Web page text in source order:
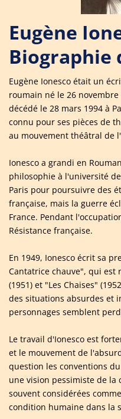
Eugène
Biographie
Eugène Ionesco était un
roumain né le 26
décédé le 28 mars 1994 à
connu pour ses pièces de
au mouvement théâtral de
Ionesco a grandi en
philosophie à l'université
Paris pour poursuivre des
française, mais la guerre
France. Pendant
Résistance française.
En 1949, Ionesco écrit sa
Cantatrice chauve", qui est
(1951) et "Les Chaises"
des situations absurdes et
personnages semblent
Le travail d'Ionesco est
et le mouvement de
question les conventions
une vision pessimiste de
souvent considérées
condition humaine dans la